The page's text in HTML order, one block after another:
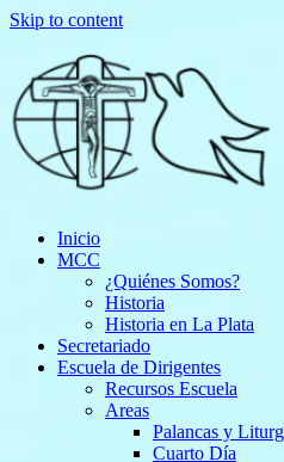
Skip to content
Inicio
MCC
¿Quiénes Somos?
Historia
Historia en La Plata
Secretariado
Escuela de Dirigentes
Recursos Escuela
Areas
Palancas y
Cuarto Día